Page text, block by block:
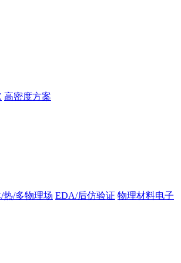
高密度方案
热/多物理场 EDA/后仿验证 物理材料电子